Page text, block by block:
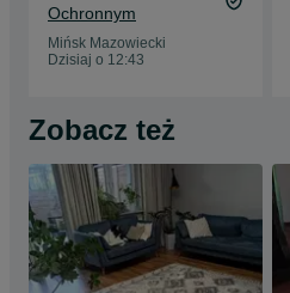
Ochronnym
Mińsk Mazowiecki
Dzisiaj o 12:43
Zobacz też